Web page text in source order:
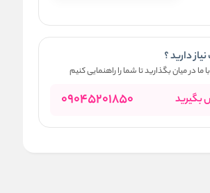
دارید ؟
ما در میان بگذارید تا شما را راهنمایی کنیم
بگیرید 09045201850